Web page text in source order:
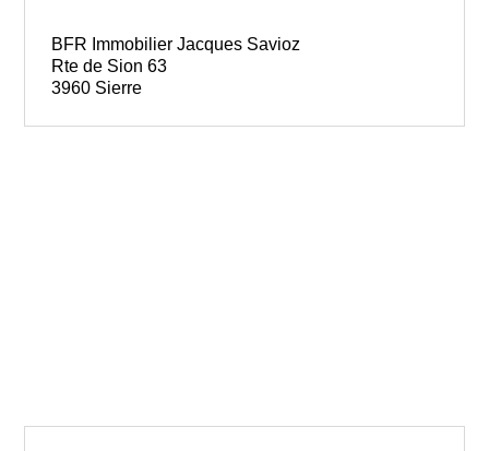
BFR Immobilier Jacques Savioz
Rte de Sion 63
3960 Sierre